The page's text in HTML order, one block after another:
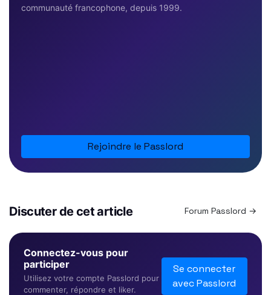
communauté francophone, depuis 1999.
Rejoindre le Passlord
Discuter de cet article Forum Passlord →
Connectez-vous pour
participer
Utilisez votre compte Passlord pour
commenter, répondre et liker.
Se connecter
avec Passlord